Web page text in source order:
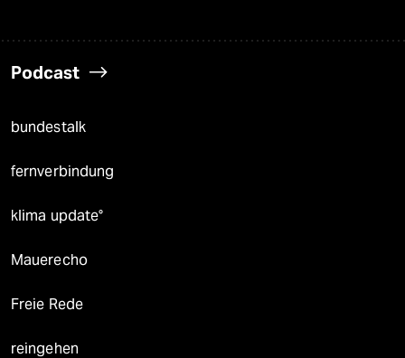
Podcast
bundestalk
fernverbindung
klima update°
Mauerecho
Freie Rede
reingehen